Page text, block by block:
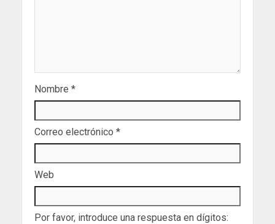
Nombre *
Correo electrónico *
Web
Por favor, introduce una respuesta en dígitos: